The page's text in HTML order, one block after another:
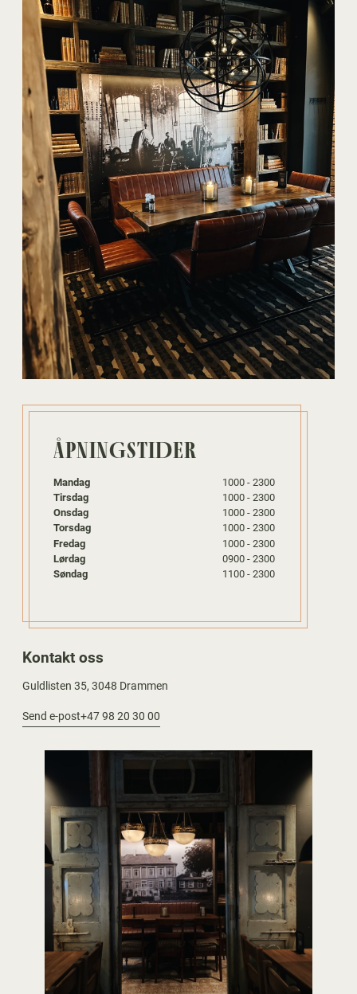
ÅPNINGSTIDER
Mandag
1000 - 2300
Tirsdag
1000 - 2300
Onsdag
1000 - 2300
Torsdag
1000 - 2300
Fredag
1000 - 2300
Lørdag
0900 - 2300
Søndag
1100 - 2300
Kontakt oss
Guldlisten 35, 3048 Drammen
Send e-post+47 98 20 30 00